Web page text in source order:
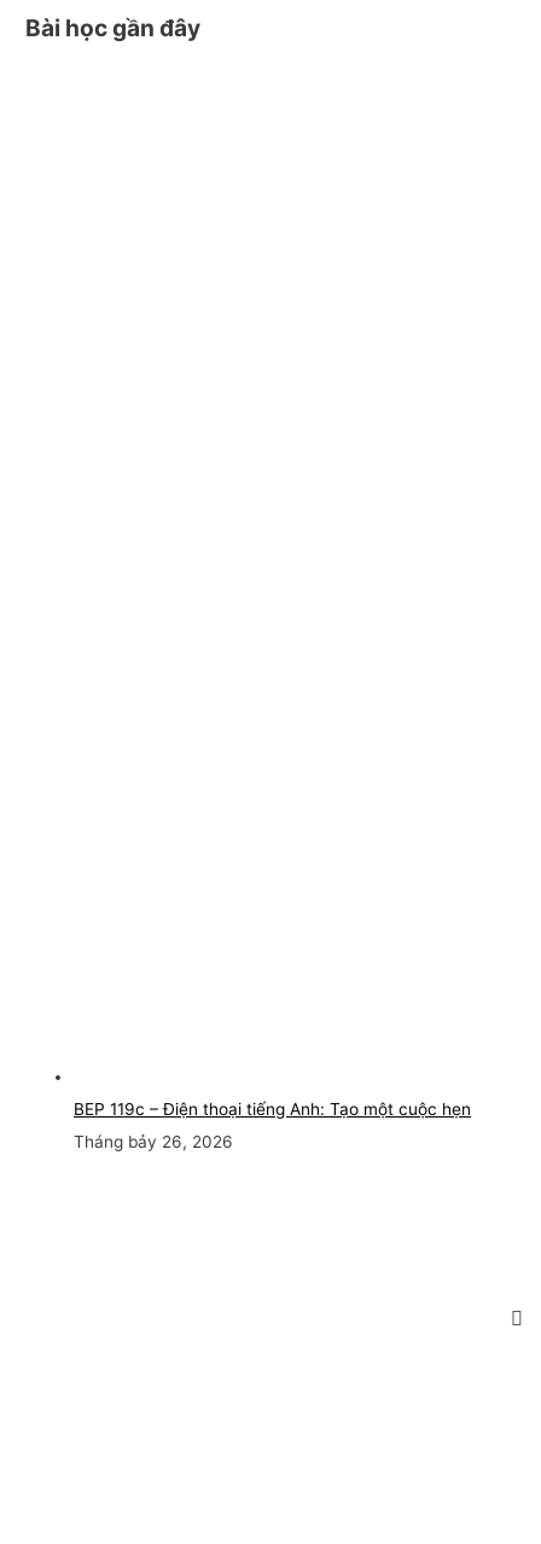
Bài học gần đây
BEP 119c – Điện thoại tiếng Anh: Tạo một cuộc hẹn
Tháng bảy 26, 2026